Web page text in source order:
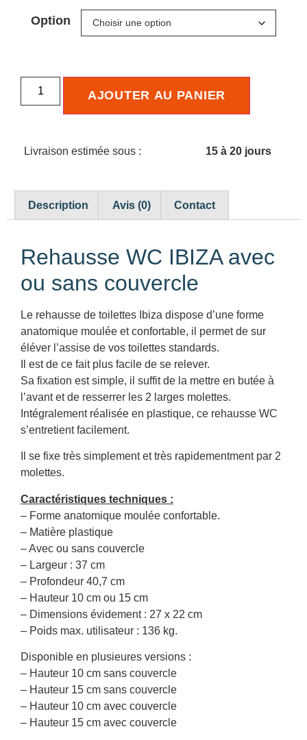
Option
AJOUTER AU PANIER
Livraison estimée sous : 15 à 20 jours
Description Avis (0) Contact
Rehausse WC IBIZA avec
ou sans couvercle
Le rehausse de toilettes Ibiza dispose d’une forme
anatomique moulée et confortable, il permet de sur
éléver l’assise de vos toilettes standards.
Il est de ce fait plus facile de se relever.
Sa fixation est simple, il suffit de la mettre en butée à
l’avant et de resserrer les 2 larges molettes.
Intégralement réalisée en plastique, ce rehausse WC
s’entretient facilement.
Il se fixe très simplement et très rapidementment par 2
molettes.
Caractéristiques techniques :
– Forme anatomique moulée confortable.
– Matière plastique
– Avec ou sans couvercle
– Largeur : 37 cm
– Profondeur 40,7 cm
– Hauteur 10 cm ou 15 cm
– Dimensions évidement : 27 x 22 cm
– Poids max. utilisateur : 136 kg.
Disponible en plusieures versions :
– Hauteur 10 cm sans couvercle
– Hauteur 15 cm sans couvercle
– Hauteur 10 cm avec couvercle
– Hauteur 15 cm avec couvercle